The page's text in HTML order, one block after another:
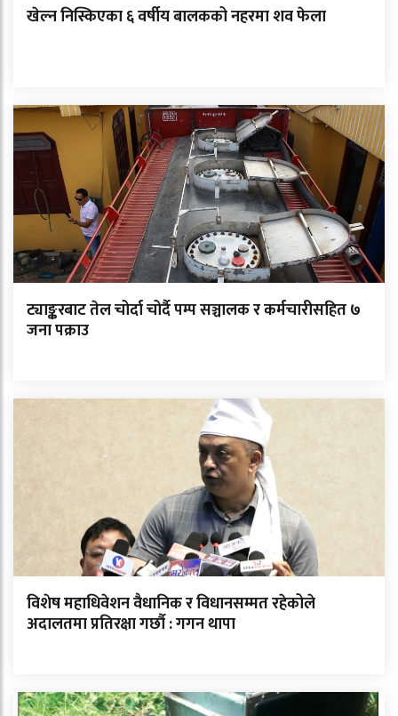
खेल्न निस्किएका ६ वर्षीय बालकको नहरमा शव फेला
ट्याङ्करबाट तेल चोर्दा चोर्दै पम्प सञ्चालक र कर्मचारीसहित ७
जना पक्राउ
विशेष महाधिवेशन वैधानिक र विधानसम्मत रहेकोले
अदालतमा प्रतिरक्षा गर्छौ : गगन थापा